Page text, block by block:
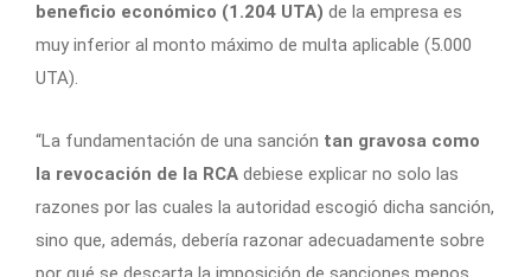
beneficio económico (1.204 UTA) de la empresa es
muy inferior al monto máximo de multa aplicable (5.000
UTA).
“La fundamentación de una sanción tan gravosa como
la revocación de la RCA debiese explicar no solo las
razones por las cuales la autoridad escogió dicha sanción,
sino que, además, debería razonar adecuadamente sobre